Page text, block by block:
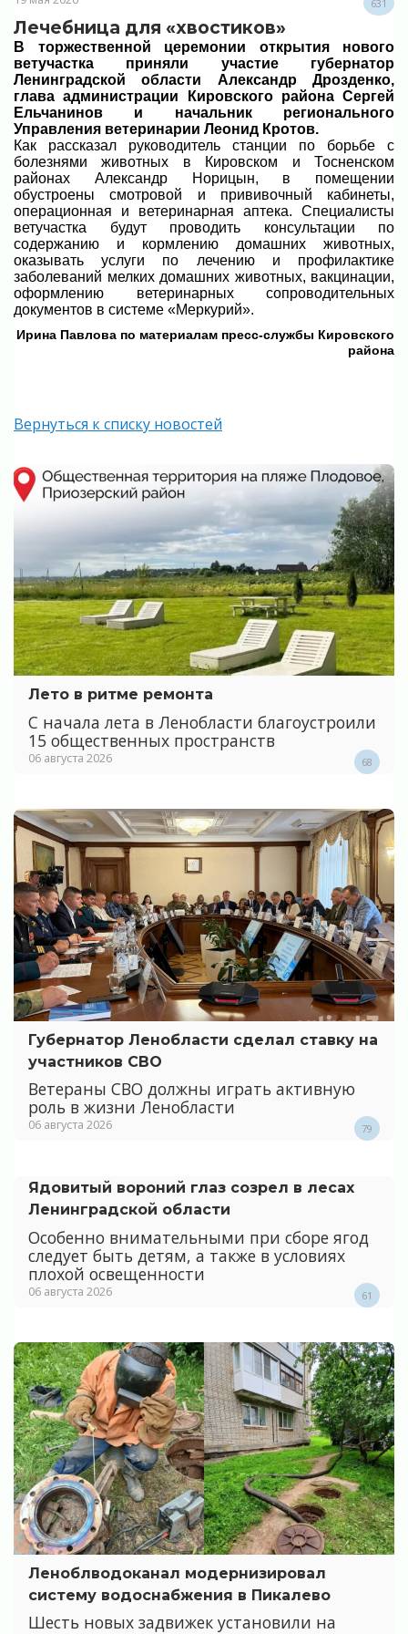
631
Лечебница для «хвостиков»
В торжественной церемонии открытия нового
ветучастка приняли участие губернатор
Ленинградской области Александр Дрозденко,
глава администрации Кировского района Сергей
Ельчанинов и начальник регионального
Управления ветеринарии Леонид Кротов.
Как рассказал руководитель станции по борьбе с
болезнями животных в Кировском и Тосненском
районах Александр Норицын, в помещении
обустроены смотровой и прививочный кабинеты,
операционная и ветеринарная аптека. Специалисты
ветучастка будут проводить консультации по
содержанию и кормлению домашних животных,
оказывать услуги по лечению и профилактике
заболеваний мелких домашних животных, вакцинации,
оформлению ветеринарных сопроводительных
документов в системе «Меркурий».
Ирина Павлова по материалам пресс-службы Кировского
района
Вернуться к списку новостей
Лето в ритме ремонта
С начала лета в Ленобласти благоустроили
15 общественных пространств
06 августа 2026 68
Губернатор Ленобласти сделал ставку на
участников СВО
Ветераны СВО должны играть активную
роль в жизни Ленобласти
06 августа 2026 79
Ядовитый вороний глаз созрел в лесах
Ленинградской области
Особенно внимательными при сборе ягод
следует быть детям, а также в условиях
плохой освещенности
06 августа 2026 61
Леноблводоканал модернизировал
систему водоснабжения в Пикалево
Шесть новых задвижек установили на